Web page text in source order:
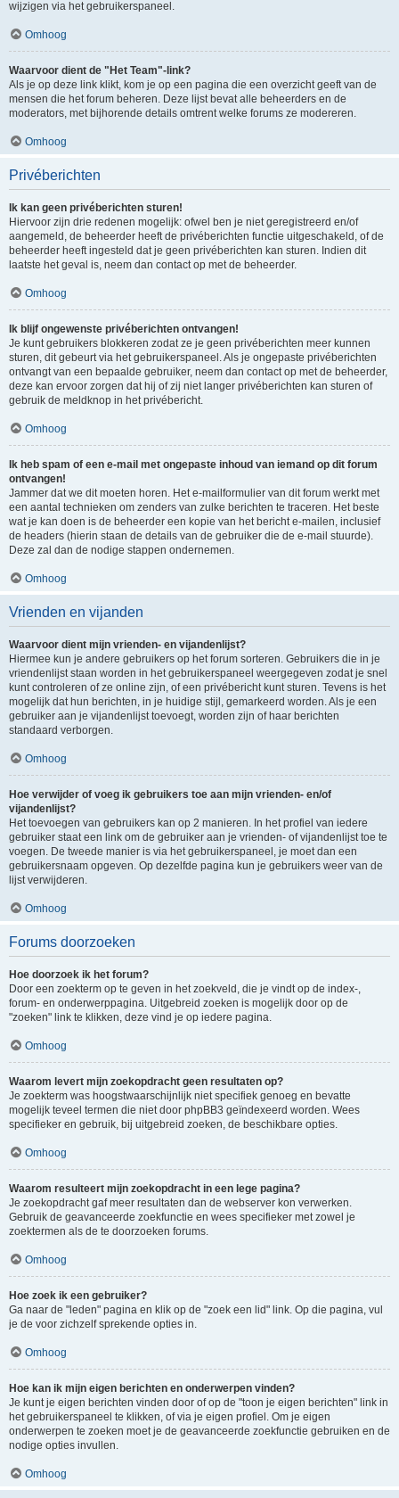
wijzigen via het gebruikerspaneel.
Omhoog
Waarvoor dient de "Het Team"-link?
Als je op deze link klikt, kom je op een pagina die een overzicht geeft van de
mensen die het forum beheren. Deze lijst bevat alle beheerders en de
moderators, met bijhorende details omtrent welke forums ze modereren.
Omhoog
Privéberichten
Ik kan geen privéberichten sturen!
Hiervoor zijn drie redenen mogelijk: ofwel ben je niet geregistreerd en/of
aangemeld, de beheerder heeft de privéberichten functie uitgeschakeld, of de
beheerder heeft ingesteld dat je geen privéberichten kan sturen. Indien dit
laatste het geval is, neem dan contact op met de beheerder.
Omhoog
Ik blijf ongewenste privéberichten ontvangen!
Je kunt gebruikers blokkeren zodat ze je geen privéberichten meer kunnen
sturen, dit gebeurt via het gebruikerspaneel. Als je ongepaste privéberichten
ontvangt van een bepaalde gebruiker, neem dan contact op met de beheerder,
deze kan ervoor zorgen dat hij of zij niet langer privéberichten kan sturen of
gebruik de meldknop in het privébericht.
Omhoog
Ik heb spam of een e-mail met ongepaste inhoud van iemand op dit forum
ontvangen!
Jammer dat we dit moeten horen. Het e-mailformulier van dit forum werkt met
een aantal technieken om zenders van zulke berichten te traceren. Het beste
wat je kan doen is de beheerder een kopie van het bericht e-mailen, inclusief
de headers (hierin staan de details van de gebruiker die de e-mail stuurde).
Deze zal dan de nodige stappen ondernemen.
Omhoog
Vrienden en vijanden
Waarvoor dient mijn vrienden- en vijandenlijst?
Hiermee kun je andere gebruikers op het forum sorteren. Gebruikers die in je
vriendenlijst staan worden in het gebruikerspaneel weergegeven zodat je snel
kunt controleren of ze online zijn, of een privébericht kunt sturen. Tevens is het
mogelijk dat hun berichten, in je huidige stijl, gemarkeerd worden. Als je een
gebruiker aan je vijandenlijst toevoegt, worden zijn of haar berichten
standaard verborgen.
Omhoog
Hoe verwijder of voeg ik gebruikers toe aan mijn vrienden- en/of
vijandenlijst?
Het toevoegen van gebruikers kan op 2 manieren. In het profiel van iedere
gebruiker staat een link om de gebruiker aan je vrienden- of vijandenlijst toe te
voegen. De tweede manier is via het gebruikerspaneel, je moet dan een
gebruikersnaam opgeven. Op dezelfde pagina kun je gebruikers weer van de
lijst verwijderen.
Omhoog
Forums doorzoeken
Hoe doorzoek ik het forum?
Door een zoekterm op te geven in het zoekveld, die je vindt op de index-,
forum- en onderwerppagina. Uitgebreid zoeken is mogelijk door op de
"zoeken" link te klikken, deze vind je op iedere pagina.
Omhoog
Waarom levert mijn zoekopdracht geen resultaten op?
Je zoekterm was hoogstwaarschijnlijk niet specifiek genoeg en bevatte
mogelijk teveel termen die niet door phpBB3 geïndexeerd worden. Wees
specifieker en gebruik, bij uitgebreid zoeken, de beschikbare opties.
Omhoog
Waarom resulteert mijn zoekopdracht in een lege pagina?
Je zoekopdracht gaf meer resultaten dan de webserver kon verwerken.
Gebruik de geavanceerde zoekfunctie en wees specifieker met zowel je
zoektermen als de te doorzoeken forums.
Omhoog
Hoe zoek ik een gebruiker?
Ga naar de "leden" pagina en klik op de "zoek een lid" link. Op die pagina, vul
je de voor zichzelf sprekende opties in.
Omhoog
Hoe kan ik mijn eigen berichten en onderwerpen vinden?
Je kunt je eigen berichten vinden door of op de "toon je eigen berichten" link in
het gebruikerspaneel te klikken, of via je eigen profiel. Om je eigen
onderwerpen te zoeken moet je de geavanceerde zoekfunctie gebruiken en de
nodige opties invullen.
Omhoog